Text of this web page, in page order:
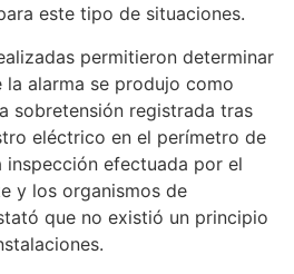
este tipo de situaciones.
permitieron determinar
alarma se produjo como
sobretensión registrada tras
eléctrico en el perímetro de
inspección efectuada por el
y los organismos de
que no existió un principio